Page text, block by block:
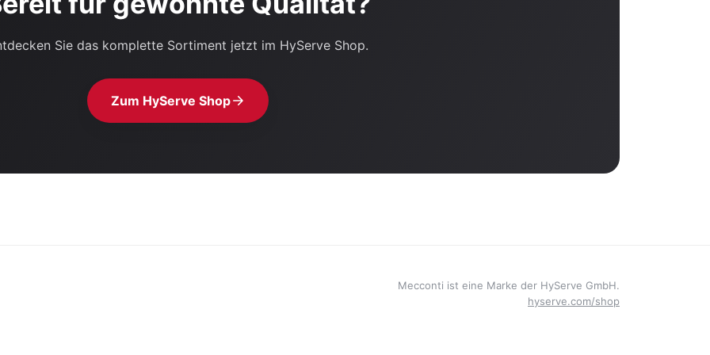
Sie das komplette Sortiment jetzt im HyServe Shop.
Zum HyServe Shop
Mecconti ist eine Marke der HyServe GmbH.
hyserve.com/shop